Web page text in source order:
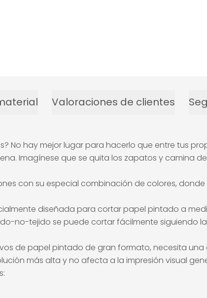
Valoraciones de clientes
No hay mejor lugar para hacerlo que entre tus
Imagínese que se quita los zapatos y camina
con su especial combinación de colores,
diseñada para cortar papel pintado a
no-tejido se puede cortar fácilmente siguiendo
de papel pintado de gran formato, necesita una
más alta y no afecta a la impresión visual